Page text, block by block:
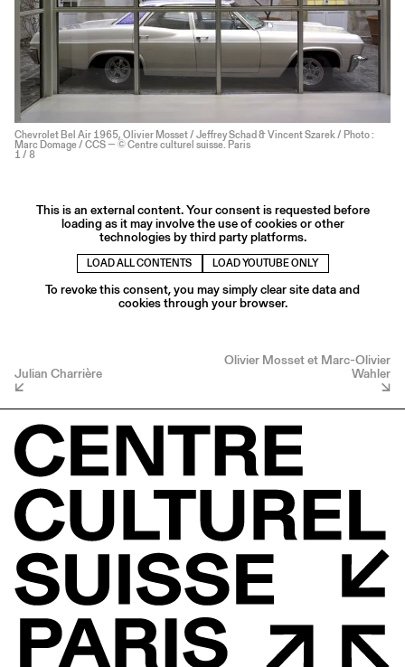
Chevrolet Bel Air 1965, Olivier Mosset / Jeffrey Schad & Vincent Szarek / Photo :
Marc Domage / CCS — © Centre culturel suisse. Paris
1 / 8
This is an external content. Your consent is requested before
loading as it may involve the use of cookies or other
technologies by third party platforms.
LOAD ALL CONTENTS LOAD YOUTUBE ONLY
To revoke this consent, you may simply clear site data and
cookies through your browser.
Julian Charrière
Olivier Mosset et Marc-Olivier
Wahler